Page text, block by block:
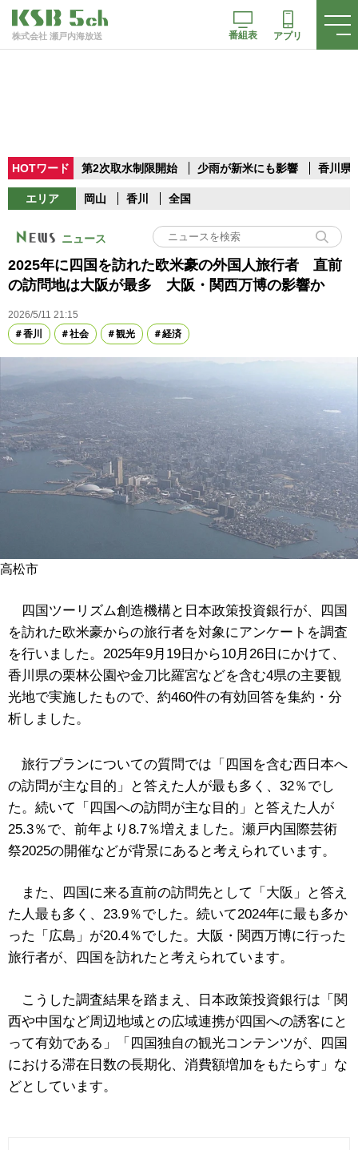
株式会社 瀬戸内海放送 番組表 アプリ
HOTワード 第2次取水制限開始 少雨が新米にも影響 香川県
エリア 岡山 香川 全国
ニュース
2025年に四国を訪れた欧米豪の外国人旅行者 直前
の訪問地は大阪が最多 大阪・関西万博の影響か
2026/5/11 21:15
香川
社会 観光 経済
高松市
四国ツーリズム創造機構と日本政策投資銀行が、四国
を訪れた欧米豪からの旅行者を対象にアンケートを調査
を行いました。 2025年9月19日から10月26日にかけて、
香川県の栗林公園や金刀比羅宮などを含む4県の主要観
光地で実施したもので、約460件の有効回答を集約・分
析しました。
旅行プランについての質問では「四国を含む西日本へ
の訪問が主な目的」と答えた人が最も多く、32％でし
た。続いて「四国への訪問が主な目的」と答えた人が
25.3％で、前年より8.7％増えました。瀬戸内国際芸術
祭2025の開催などが背景にあると考えられています。
また、四国に来る直前の訪問先として「大阪」と答え
た人最も多く、23.9％でした。続いて2024年に最も多か
った「広島」が20.4％でした。大阪・関西万博に行った
旅行者が、四国を訪れたと考えられています。
こうした調査結果を踏まえ、日本政策投資銀行は「関
西や中国など周辺地域との広域連携が四国への誘客にと
って有効である」「四国独自の観光コンテンツが、四国
における滞在日数の長期化、消費額増加をもたらす」な
どとしています。